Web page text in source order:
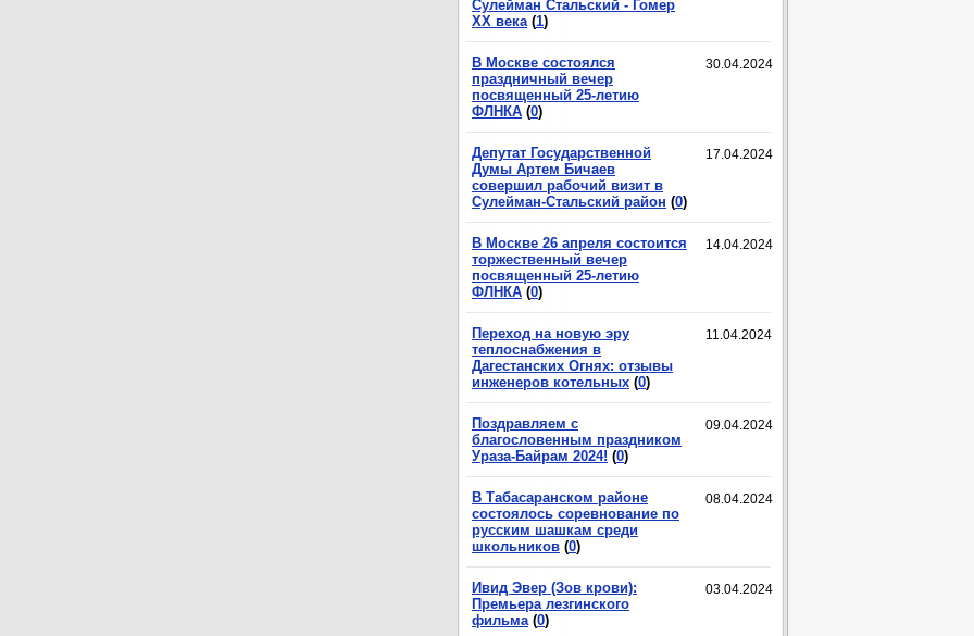
Сулейман Стальский - Гомер
XX века (1)
30.04.2024
В Москве состоялся
праздничный вечер
посвященный 25-летию
ФЛНКА (0)
17.04.2024
Депутат Государственной
Думы Артем Бичаев
совершил рабочий визит в
Сулейман-Стальский район (0)
14.04.2024
В Москве 26 апреля состоится
торжественный вечер
посвященный 25-летию
ФЛНКА (0)
11.04.2024
Переход на новую эру
теплоснабжения в
Дагестанских Огнях: отзывы
инженеров котельных (0)
09.04.2024
Поздравляем с
благословенным праздником
Ураза-Байрам 2024! (0)
08.04.2024
В Табасаранском районе
состоялось соревнование по
русским шашкам среди
школьников (0)
03.04.2024
Ивид Эвер (Зов крови):
Премьера лезгинского
фильма (0)